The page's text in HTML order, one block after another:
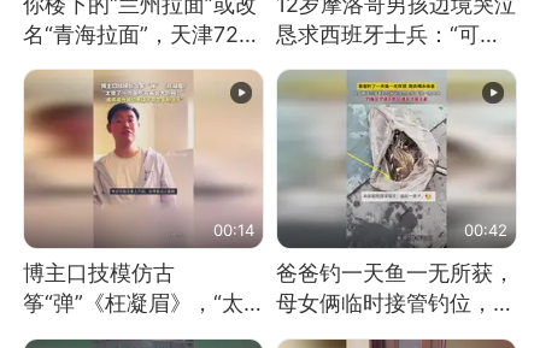
名“青海拉面”，天津72家
面馆已集体更换招牌
恳求西班牙士兵：“可不
可以不要把我遣返回国”
00:14
博主口技模仿古
筝“弹”《枉凝眉》，“太
像了～你是吃古筝长大的
00:42
爸爸钓一天鱼一无所获，
母女俩临时接管钓位，用
玩具鱼竿钓上大鱼